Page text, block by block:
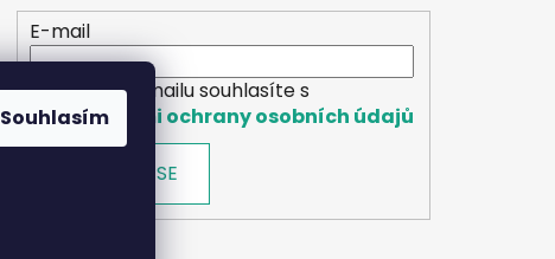
Souhlasím
E-mail
Vložením e-mailu souhlasíte s
podmínkami ochrany osobních údajů
PŘIHLÁSIT SE